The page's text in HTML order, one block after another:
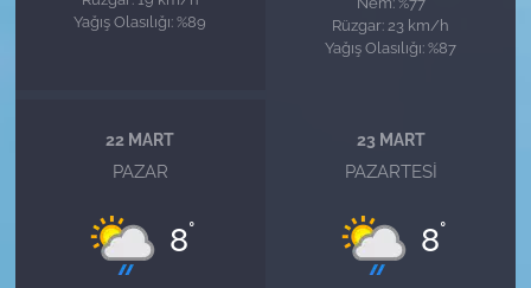
Yağış Olasılığı: %89
Rüzgar: 23 km/h
Yağış Olasılığı: %87
22 MART
PAZAR
8°
23 MART
PAZARTESI
8°